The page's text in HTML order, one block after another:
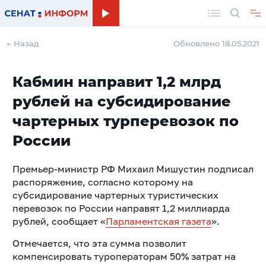
← Назад Обновлено 18.05.2021
Кабмин направит 1,2 млрд
рублей на субсидирование
чартерных турперевозок по
России
Премьер-министр РФ Михаил Мишустин подписал
распоряжение, согласно которому на
субсидирование чартерных туристических
перевозок по России направят 1,2 миллиарда
рублей, сообщает «Парламентская газета».
Отмечается, что эта сумма позволит
компенсировать туроператорам 50% затрат на